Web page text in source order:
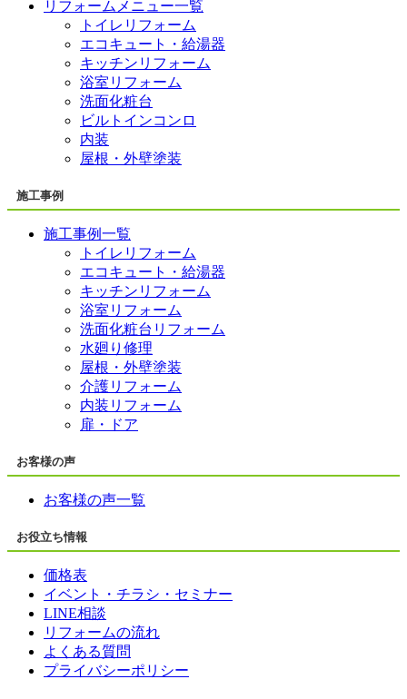
リフォームメニュー一覧
トイレリフォーム
エコキュート・給湯器
キッチンリフォーム
浴室リフォーム
洗面化粧台
ビルトインコンロ
内装
屋根・外壁塗装
施工事例
施工事例一覧
トイレリフォーム
エコキュート・給湯器
キッチンリフォーム
浴室リフォーム
洗面化粧台リフォーム
水廻り修理
屋根・外壁塗装
介護リフォーム
内装リフォーム
扉・ドア
お客様の声
お客様の声一覧
お役立ち情報
価格表
イベント・チラシ・セミナー
LINE相談
リフォームの流れ
よくある質問
プライバシーポリシー